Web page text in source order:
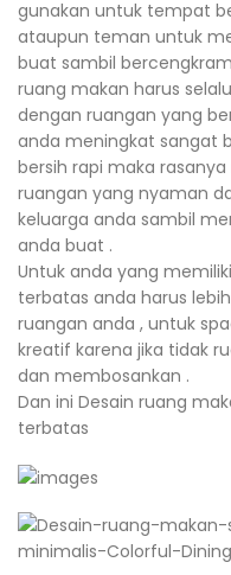
gunakan untuk tempat
ataupun teman untuk
buat sambil
ruang makan harus
dengan ruangan yang
anda meningkat sangat
bersih rapi maka
ruangan yang nyaman
keluarga anda sambil
anda buat .
Untuk anda yang
terbatas anda harus
ruangan anda , untuk
kreatif karena jika tidak
dan membosankan .
Dan ini Desain ruang
terbatas